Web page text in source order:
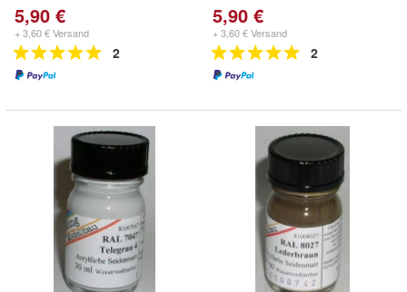
5,90 €
+ 3,60 € Versand
2
5,90 €
+ 3,60 € Versand
2